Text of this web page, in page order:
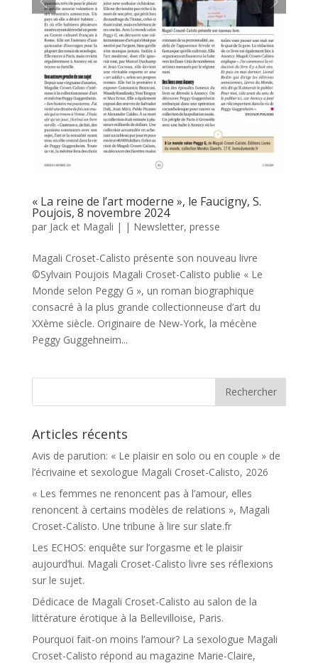
« La reine de l’art moderne », le Faucigny, S.
Poujois, 8 novembre 2024
par Jack et Magali | | Newsletter, presse
Magali Croset-Calisto présente son nouveau livre
©Sylvain Poujois Magali Croset-Calisto publie « Le
Monde selon Peggy G », un roman biographique
consacré à la plus grande collectionneuse d’art du
XXème siècle. Originaire de New-York, la mécène
Peggy Guggehneim...
Articles récents
Avis de parution: « Le plaisir en solo ou en couple » de
l’écrivaine et sexologue Magali Croset-Calisto, 2026
« Les femmes ne renoncent pas à l’amour, elles
renoncent à certains modèles de relations », Magali
Croset-Calisto. Une tribune à lire sur slate.fr
Les ECHOS: enquête sur l’orgasme et le plaisir
aujourd’hui. Magali Croset-Calisto livre ses réflexions
sur le sujet.
Dédicace de Magali Croset-Calisto au salon de la
littérature érotique à la Bellevilloise, Paris.
Pourquoi fait-on moins l’amour? La sexologue Magali
Croset-Calisto répond au magazine Marie-Claire,